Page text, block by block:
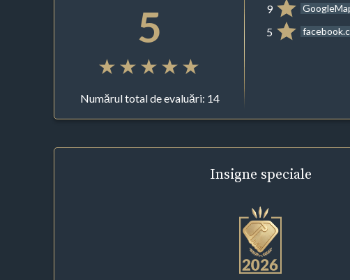
5
Numărul total de evaluări: 14
9
5
Insigne speciale